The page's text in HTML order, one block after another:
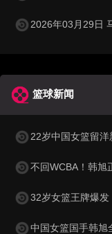
2026年03月29日 马刺7人
篮球新闻
22岁中国女篮留洋新星邓
不回WCBA！韩旭正为
32岁女篮王牌爆发，狂
中国女篮国手韩旭全力冲击